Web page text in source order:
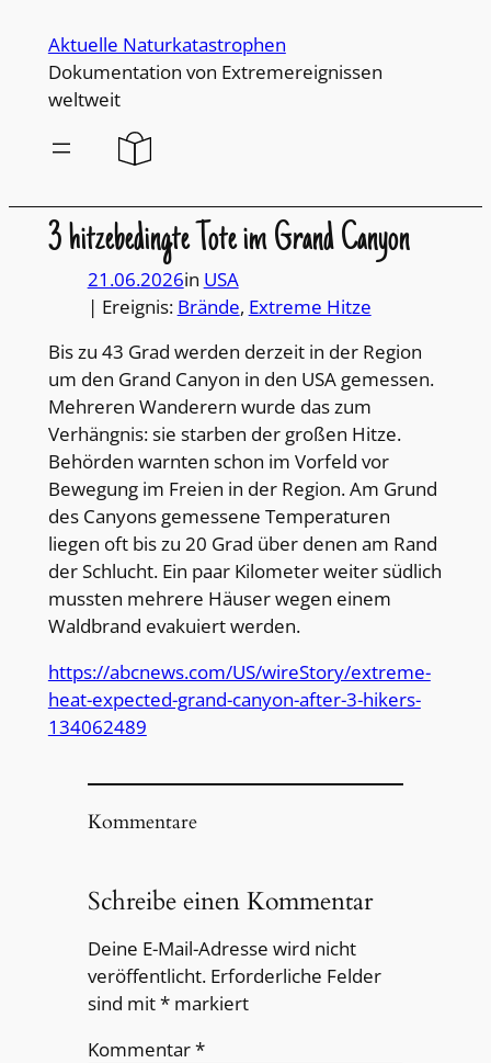
Inhalt
wechseln
Aktuelle Naturkatastrophen
Dokumentation von Extremereignissen
weltweit
3 hitzebedingte Tote im Grand Canyon
21.06.2026in USA
| Ereignis: Brände, Extreme Hitze
Bis zu 43 Grad werden derzeit in der Region
um den Grand Canyon in den USA gemessen.
Mehreren Wanderern wurde das zum
Verhängnis: sie starben der großen Hitze.
Behörden warnten schon im Vorfeld vor
Bewegung im Freien in der Region. Am Grund
des Canyons gemessene Temperaturen
liegen oft bis zu 20 Grad über denen am Rand
der Schlucht. Ein paar Kilometer weiter südlich
mussten mehrere Häuser wegen einem
Waldbrand evakuiert werden.
https://abcnews.com/US/wireStory/extreme-
heat-expected-grand-canyon-after-3-hikers-
134062489
Kommentare
Schreibe einen Kommentar
Deine E-Mail-Adresse wird nicht
veröffentlicht. Erforderliche Felder
sind mit*markiert
Kommentar*